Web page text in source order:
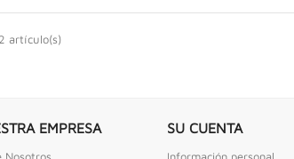
artículo(s)
EMPRESA SU CUENTA